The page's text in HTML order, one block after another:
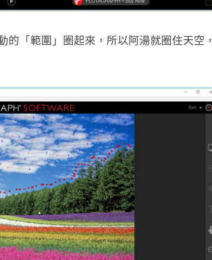
「範圍」圈起來，所以阿湯就圈住天空，